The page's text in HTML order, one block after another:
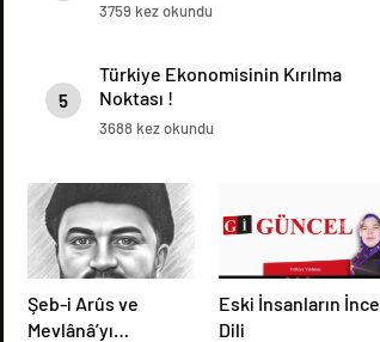
3759 kez okundu
5
Türkiye Ekonomisinin Kırılma
Noktası !
3688 kez okundu
Şeb-i Arûs ve
Mevlânâ’yı
Eski İnsanların İnce
Dili